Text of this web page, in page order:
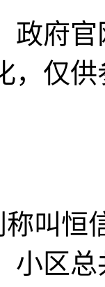
政府
，仅
叫恒
小区